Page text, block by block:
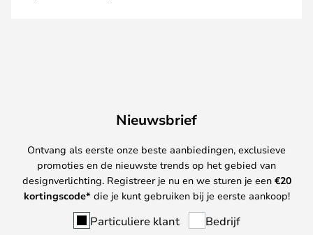
Nieuwsbrief
Ontvang als eerste onze beste aanbiedingen, exclusieve
promoties en de nieuwste trends op het gebied van
designverlichting. Registreer je nu en we sturen je een €20
kortingscode* die je kunt gebruiken bij je eerste aankoop!
Particuliere klant Bedrijf